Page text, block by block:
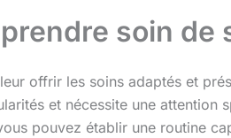
soin de
offrir les soins adaptés et
et nécessite une
pouvez établir une routine